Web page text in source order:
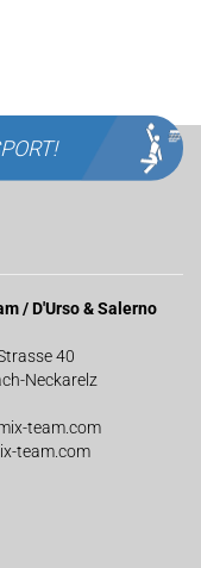
/ D'Urso & Salerno
40
Neckarelz
team.com
team.com